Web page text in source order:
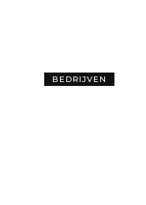
BEDRIJVEN